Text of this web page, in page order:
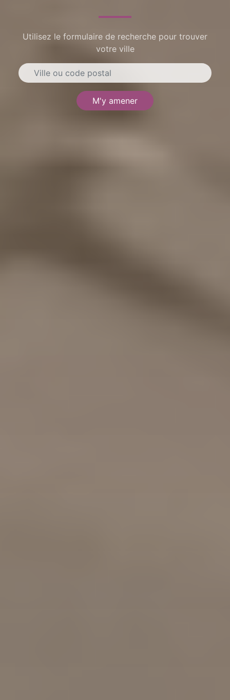
Utilisez le formulaire de recherche pour trouver
votre ville
M'y amener